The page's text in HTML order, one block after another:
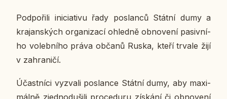
Pod­po­ři­li ini­ci­a­ti­vu řady po­slan­ců Státní dumy a
kra­jan­ských or­ga­ni­za­cí ohled­ně ob­no­ve­ní pa­siv­ní­
ho vo­leb­ní­ho práva občanů Ruska, kteří trvale žijí
v za­hra­ni­čí.
Účast­ní­ci vy­zva­li po­slan­ce Státní dumy, aby ma­xi­
mál­ně zjed­no­du­ši­li pro­cedu­ru zís­ká­ní či ob­no­ve­ní